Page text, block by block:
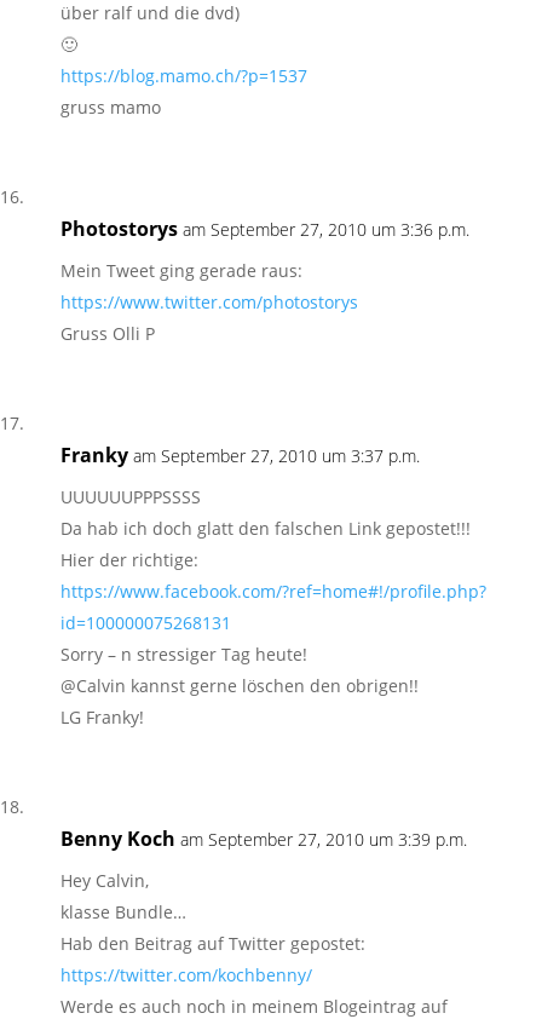
über ralf und die dvd)
🙂
https://blog.mamo.ch/?p=1537
gruss mamo
Photostorys am September 27, 2010 um 3:36 p.m.
Mein Tweet ging gerade raus:
https://www.twitter.com/photostorys
Gruss Olli P
Franky am September 27, 2010 um 3:37 p.m.
UUUUUUPPPSSSS
Da hab ich doch glatt den falschen Link gepostet!!!
Hier der richtige:
https://www.facebook.com/?ref=home#!/profile.php?
id=100000075268131
Sorry – n stressiger Tag heute!
@Calvin kannst gerne löschen den obrigen!!
LG Franky!
Benny Koch am September 27, 2010 um 3:39 p.m.
Hey Calvin,
klasse Bundle…
Hab den Beitrag auf Twitter gepostet:
https://twitter.com/kochbenny/
Werde es auch noch in meinem Blogeintrag auf